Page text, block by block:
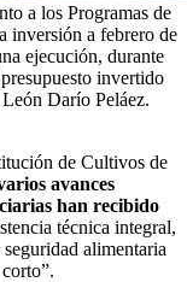
a los Programas de
inversión a febrero de
ejecución, durante
invertido
Darío Peláez.
de Cultivos de
avances
han recibido
técnica integral,
alimentaria